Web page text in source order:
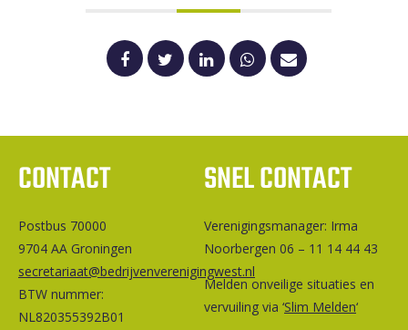
CONTACT
Postbus 70000
9704 AA Groningen
secretariaat@bedrijvenverenigingwest.nl
BTW nummer:
NL820355392B01
SNEL CONTACT
Ver­e­ni­gings­ma­na­ger: Irma
Noorbergen 06 – 11 14 44 43
Melden onveilige situaties en
vervuiling via ‘Slim Melden‘